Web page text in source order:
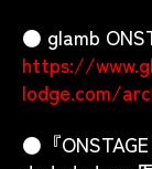
● glamb
https://
lodge.com/
●『